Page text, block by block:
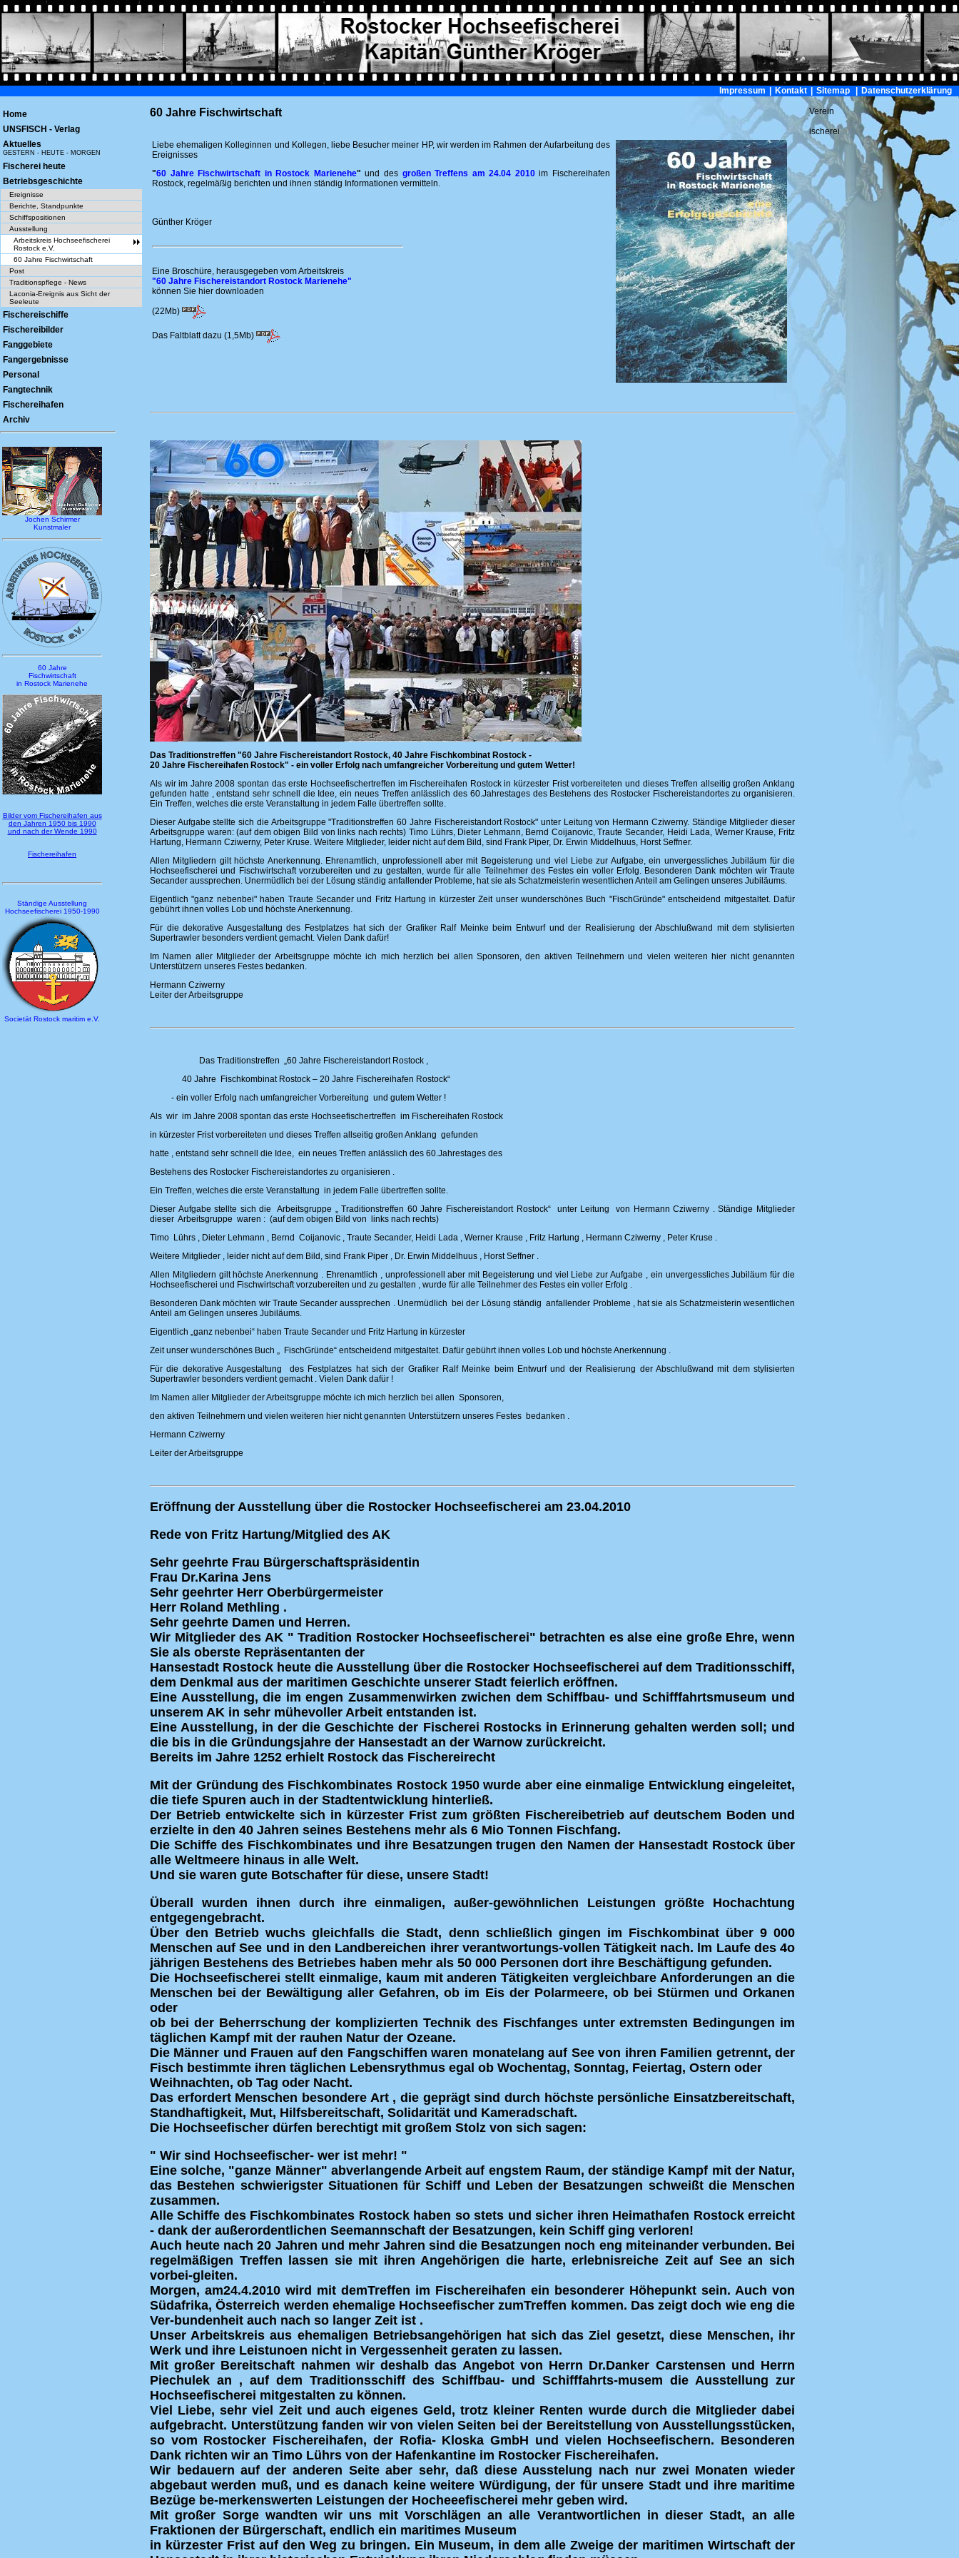
Impressum Kontakt Sitemap Datenschutzerklärung
Home
UNSFISCH - Verlag
Aktuelles
GESTERN - HEUTE - MORGEN
Fischerei heute
Betriebsgeschichte
Ereignisse
Berichte, Standpunkte
Schiffspositionen
Ausstellung
Arbeitskreis Hochseefischerei
Rostock e.V.
60 Jahre Fischwirtschaft
Post
Traditionspflege - News
Laconia-Ereignis aus Sicht der
Seeleute
Fischereischiffe
Fischereibilder
Fanggebiete
Fangergebnisse
Personal
Fangtechnik
Fischereihafen
Archiv
Jochen Schirmer
Kunstmaler
60 Jahre
Fischwirtschaft
in Rostock Marienehe
Bilder vom Fischereihafen aus
den Jahren 1950 bis 1990
und nach der Wende 1990
Fischereihafen
Ständige Ausstellung
Hochseefischerei 1950-1990
Societät Rostock maritim e.V.
60 Jahre Fischwirtschaft
Liebe ehemaligen Kolleginnen und Kollegen, liebe Besucher meiner HP, wir werden im Rahmen der Aufarbeitung des
Ereignisses
"60 Jahre Fischwirtschaft in Rostock Marienehe" und des großen Treffens am 24.04 2010im Fischereihafen
Rostock, regelmäßig berichten und ihnen ständig Informationen vermitteln.
Günther Kröger
Eine Broschüre, herausgegeben vom Arbeitskreis
"60 Jahre Fischereistandort Rostock Marienehe"
können Sie hier downloaden
(22Mb)
Das Faltblatt dazu (1,5Mb)
Das Traditionstreffen "60 Jahre Fischereistandort Rostock, 40 Jahre Fischkombinat Rostock -
20 Jahre Fischereihafen Rostock" - ein voller Erfolg nach umfangreicher Vorbereitung und gutem Wetter!
Als wir im Jahre 2008 spontan das erste Hochseefischertreffen im Fischereihafen Rostock in kürzester Frist vorbereiteten und dieses Treffen allseitig großen Anklang
gefunden hatte , entstand sehr schnell die Idee, ein neues Treffen anlässlich des 60.Jahrestages des Bestehens des Rostocker Fischereistandortes zu organisieren.
Ein Treffen, welches die erste Veranstaltung in jedem Falle übertreffen sollte.
Dieser Aufgabe stellte sich die Arbeitsgruppe "Traditionstreffen 60 Jahre Fischereistandort Rostock" unter Leitung von Hermann Cziwerny. Ständige Mitglieder dieser
Arbeitsgruppe waren: (auf dem obigen Bild von links nach rechts) Timo Lührs, Dieter Lehmann, Bernd Coijanovic, Traute Secander, Heidi Lada, Werner Krause, Fritz
Hartung, Hermann Cziwerny, Peter Kruse. Weitere Mitglieder, leider nicht auf dem Bild, sind Frank Piper, Dr. Erwin Middelhuus, Horst Seffner.
Allen Mitgliedern gilt höchste Anerkennung. Ehrenamtlich, unprofessionell aber mit Begeisterung und viel Liebe zur Aufgabe, ein unvergessliches Jubiläum für die
Hochseefischerei und Fischwirtschaft vorzubereiten und zu gestalten, wurde für alle Teilnehmer des Festes ein voller Erfolg. Besonderen Dank möchten wir Traute
Secander aussprechen. Unermüdlich bei der Lösung ständig anfallender Probleme, hat sie als Schatzmeisterin wesentlichen Anteil am Gelingen unseres Jubiläums.
Eigentlich "ganz nebenbei" haben Traute Secander und Fritz Hartung in kürzester Zeit unser wunderschönes Buch "FischGründe" entscheidend mitgestaltet. Dafür
gebührt ihnen volles Lob und höchste Anerkennung.
Für die dekorative Ausgestaltung des Festplatzes hat sich der Grafiker Ralf Meinke beim Entwurf und der Realisierung der Abschlußwand mit dem stylisierten
Supertrawler besonders verdient gemacht. Vielen Dank dafür!
Im Namen aller Mitglieder der Arbeitsgruppe möchte ich mich herzlich bei allen Sponsoren, den aktiven Teilnehmern und vielen weiteren hier nicht genannten
Unterstützern unseres Festes bedanken.
Hermann Cziwerny
Leiter der Arbeitsgruppe
Das Traditionstreffen „60 Jahre Fischereistandort Rostock ,
40 Jahre Fischkombinat Rostock – 20 Jahre Fischereihafen Rostock“
- ein voller Erfolg nach umfangreicher Vorbereitung und gutem Wetter !
Als wir im Jahre 2008 spontan das erste Hochseefischertreffen im Fischereihafen Rostock
in kürzester Frist vorbereiteten und dieses Treffen allseitig großen Anklang gefunden
hatte , entstand sehr schnell die Idee, ein neues Treffen anlässlich des 60.Jahrestages des
Bestehens des Rostocker Fischereistandortes zu organisieren .
Ein Treffen, welches die erste Veranstaltung in jedem Falle übertreffen sollte.
Dieser Aufgabe stellte sich die Arbeitsgruppe „ Traditionstreffen 60 Jahre Fischereistandort Rostock“ unter Leitung von Hermann Cziwerny . Ständige Mitglieder
dieser Arbeitsgruppe waren : (auf dem obigen Bild von links nach rechts)
Timo Lührs , Dieter Lehmann , Bernd Coijanovic , Traute Secander, Heidi Lada , Werner Krause , Fritz Hartung , Hermann Cziwerny , Peter Kruse .
Weitere Mitglieder , leider nicht auf dem Bild, sind Frank Piper , Dr. Erwin Middelhuus , Horst Seffner .
Allen Mitgliedern gilt höchste Anerkennung . Ehrenamtlich , unprofessionell aber mit Begeisterung und viel Liebe zur Aufgabe , ein unvergessliches Jubiläum für die
Hochseefischerei und Fischwirtschaft vorzubereiten und zu gestalten , wurde für alle Teilnehmer des Festes ein voller Erfolg .
Besonderen Dank möchten wir Traute Secander aussprechen . Unermüdlich bei der Lösung ständig anfallender Probleme , hat sie als Schatzmeisterin wesentlichen
Anteil am Gelingen unseres Jubiläums.
Eigentlich „ganz nebenbei“ haben Traute Secander und Fritz Hartung in kürzester
Zeit unser wunderschönes Buch „ FischGründe“ entscheidend mitgestaltet. Dafür gebührt ihnen volles Lob und höchste Anerkennung .
Für die dekorative Ausgestaltung des Festplatzes hat sich der Grafiker Ralf Meinke beim Entwurf und der Realisierung der Abschlußwand mit dem stylisierten
Supertrawler besonders verdient gemacht . Vielen Dank dafür !
Im Namen aller Mitglieder der Arbeitsgruppe möchte ich mich herzlich bei allen Sponsoren,
den aktiven Teilnehmern und vielen weiteren hier nicht genannten Unterstützern unseres Festes bedanken .
Hermann Cziwerny
Leiter der Arbeitsgruppe
Eröffnung der Ausstellung über die Rostocker Hochseefischerei am 23.04.2010
Rede von Fritz Hartung/Mitglied des AK
Sehr geehrte Frau Bürgerschaftspräsidentin
Frau Dr.Karina Jens
Sehr geehrter Herr Oberbürgermeister
Herr Roland Methling .
Sehr geehrte Damen und Herren.
Wir Mitglieder des AK " Tradition Rostocker Hochseefischerei" betrachten es alse eine große Ehre, wenn
Sie als oberste Repräsentanten der
Hansestadt Rostock heute die Ausstellung über die Rostocker Hochseefischerei auf dem Traditionsschiff,
dem Denkmal aus der maritimen Geschichte unserer Stadt feierlich eröffnen.
Eine Ausstellung, die im engen Zusammenwirken zwichen dem Schiffbau- und Schifffahrtsmuseum und
unserem AK in sehr mühevoller Arbeit entstanden ist.
Eine Ausstellung, in der die Geschichte der Fischerei Rostocks in Erinnerung gehalten werden soll; und
die bis in die Gründungsjahre der Hansestadt an der Warnow zurückreicht.
Bereits im Jahre 1252 erhielt Rostock das Fischereirecht
Mit der Gründung des Fischkombinates Rostock 1950 wurde aber eine einmalige Entwicklung eingeleitet,
die tiefe Spuren auch in der Stadtentwicklung hinterließ.
Der Betrieb entwickelte sich in kürzester Frist zum größten Fischereibetrieb auf deutschem Boden und
erzielte in den 40 Jahren seines Bestehens mehr als 6 Mio Tonnen Fischfang.
Die Schiffe des Fischkombinates und ihre Besatzungen trugen den Namen der Hansestadt Rostock über
alle Weltmeere hinaus in alle Welt.
Und sie waren gute Botschafter für diese, unsere Stadt!
Überall wurden ihnen durch ihre einmaligen, außer-gewöhnlichen Leistungen größte Hochachtung
entgegengebracht.
Über den Betrieb wuchs gleichfalls die Stadt, denn schließlich gingen im Fischkombinat über 9 000
Menschen auf See und in den Landbereichen ihrer verantwortungs-vollen Tätigkeit nach. lm Laufe des 4o
jährigen Bestehens des Betriebes haben mehr als 50 000 Personen dort ihre Beschäftigung gefunden.
Die Hochseefischerei stellt einmalige, kaum mit anderen Tätigkeiten vergleichbare Anforderungen an die
Menschen bei der Bewältigung aller Gefahren, ob im Eis der Polarmeere, ob bei Stürmen und Orkanen
oder
ob bei der Beherrschung der komplizierten Technik des Fischfanges unter extremsten Bedingungen im
täglichen Kampf mit der rauhen Natur der Ozeane.
Die Männer und Frauen auf den Fangschiffen waren monatelang auf See von ihren Familien getrennt, der
Fisch bestimmte ihren täglichen Lebensrythmus egal ob Wochentag, Sonntag, Feiertag, Ostern oder
Weihnachten, ob Tag oder Nacht.
Das erfordert Menschen besondere Art , die geprägt sind durch höchste persönliche Einsatzbereitschaft,
Standhaftigkeit, Mut, Hilfsbereitschaft, Solidarität und Kameradschaft.
Die Hochseefischer dürfen berechtigt mit großem Stolz von sich sagen:
" Wir sind Hochseefischer- wer ist mehr! "
Eine solche, "ganze Männer" abverlangende Arbeit auf engstem Raum, der ständige Kampf mit der Natur,
das Bestehen schwierigster Situationen für Schiff und Leben der Besatzungen schweißt die Menschen
zusammen.
Alle Schiffe des Fischkombinates Rostock haben so stets und sicher ihren Heimathafen Rostock erreicht
- dank der außerordentlichen Seemannschaft der Besatzungen, kein Schiff ging verloren!
Auch heute nach 20 Jahren und mehr Jahren sind die Besatzungen noch eng miteinander verbunden. Bei
regelmäßigen Treffen lassen sie mit ihren Angehörigen die harte, erlebnisreiche Zeit auf See an sich
vorbei-gleiten.
Morgen, am24.4.2010 wird mit demTreffen im Fischereihafen ein besonderer Höhepunkt sein. Auch von
Südafrika, Österreich werden ehemalige Hochseefischer zumTreffen kommen. Das zeigt doch wie eng die
Ver-bundenheit auch nach so langer Zeit ist .
Unser Arbeitskreis aus ehemaligen Betriebsangehörigen hat sich das Ziel gesetzt, diese Menschen, ihr
Werk und ihre Leistunoen nicht in Vergessenheit geraten zu lassen.
Mit großer Bereitschaft nahmen wir deshalb das Angebot von Herrn Dr.Danker Carstensen und Herrn
Piechulek an , auf dem Traditionsschiff des Schiffbau- und Schifffahrts-musem die Ausstellung zur
Hochseefischerei mitgestalten zu können.
Viel Liebe, sehr viel Zeit und auch eigenes Geld, trotz kleiner Renten wurde durch die Mitglieder dabei
aufgebracht. Unterstützung fanden wir von vielen Seiten bei der Bereitstellung von Ausstellungsstücken,
so vom Rostocker Fischereihafen, der Rofia- Kloska GmbH und vielen Hochseefischern. Besonderen
Dank richten wir an Timo Lührs von der Hafenkantine im Rostocker Fischereihafen.
Wir bedauern auf der anderen Seite aber sehr, daß diese Ausstelung nach nur zwei Monaten wieder
abgebaut werden muß, und es danach keine weitere Würdigung, der für unsere Stadt und ihre maritime
Bezüge be-merkenswerten Leistungen der Hocheeefischerei mehr geben wird.
Mit großer Sorge wandten wir uns mit Vorschlägen an alle Verantwortlichen in dieser Stadt, an alle
Fraktionen der Bürgerschaft, endlich ein maritimes Museum
in kürzester Frist auf den Weg zu bringen. Ein Museum, in dem alle Zweige der maritimen Wirtschaft der
Verein
ischerei